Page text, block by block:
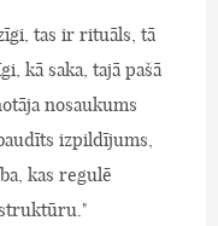
tas ir rituāls, tā
kā saka, tajā pašā
nosaukums
izpildījums,
kas regulē